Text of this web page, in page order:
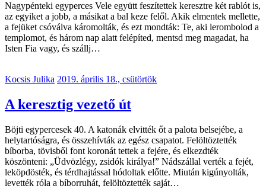
Nagypénteki egyperces Vele együtt feszítettek keresztre két rablót is,
az egyiket a jobb, a másikat a bal keze felől. Akik elmentek mellette,
a fejüket csóválva káromolták, és ezt mondták: Te, aki lerombolod a
templomot, és három nap alatt felépíted, mentsd meg magadat, ha
Isten Fia vagy, és szállj…
Kocsis Julika 2019. április 18., csütörtök
A keresztig vezető út
Böjti egypercesek 40. A katonák elvitték őt a palota belsejébe, a
helytartóságra, és összehívták az egész csapatot. Felöltöztették
bíborba, tövisből font koronát tettek a fejére, és elkezdték
köszönteni: „Üdvözlégy, zsidók királya!” Nádszállal verték a fejét,
leköpdösték, és térdhajtással hódoltak előtte. Miután kigúnyolták,
levették róla a bíborruhát, felöltöztették saját…